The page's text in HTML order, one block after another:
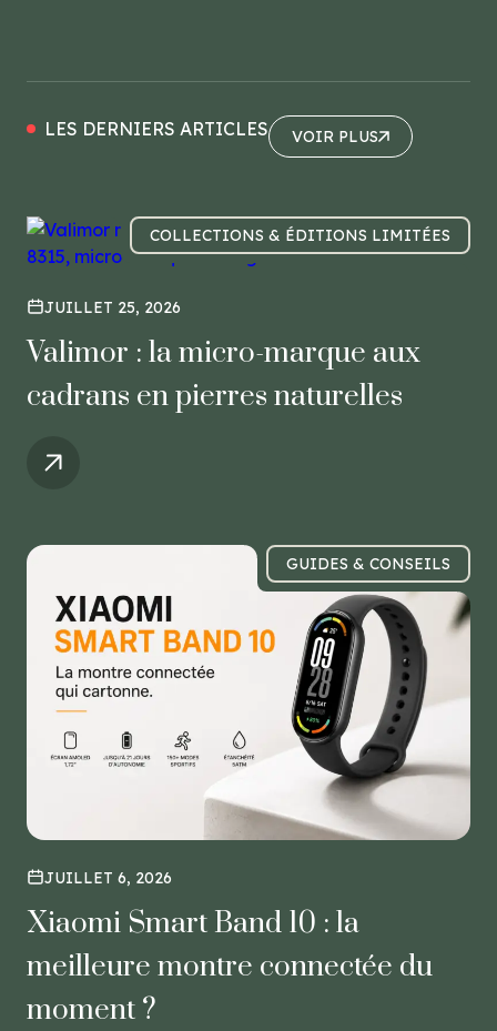
LES DERNIERS ARTICLES VOIR PLUS
COLLECTIONS & ÉDITIONS LIMITÉES
JUILLET 25, 2026
Valimor : la micro-marque aux
cadrans en pierres naturelles
GUIDES & CONSEILS
JUILLET 6, 2026
Xiaomi Smart Band 10 : la
meilleure montre connectée du
moment ?